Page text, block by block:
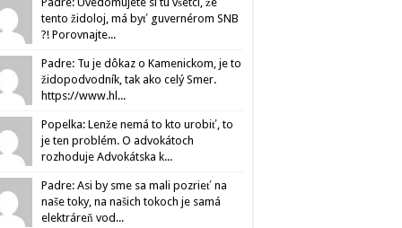
tento židoloj, má byť guvernérom SNB
?! Porovnajte...
Padre: Tu je dôkaz o Kamenickom, je to
židopodvodník, tak ako celý Smer.
https://www.hl...
Popelka: Lenže nemá to kto urobiť, to
je ten problém. O advokátoch
rozhoduje Advokátska k...
Padre: Asi by sme sa mali pozrieť na
naše toky, na našich tokoch je samá
elektráreň vod...